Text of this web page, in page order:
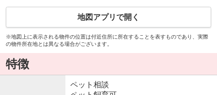
地図アプリで開く
※地図上に表示される物件の位置は付近住所に所在することを表すものであり、実際
の物件所在地とは異なる場合がございます。
特徴
ペット相談